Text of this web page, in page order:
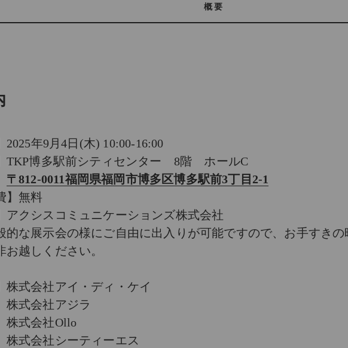
概要
2025年9月4日(木) 10:00-16:00
TKP博多駅前シティセンター 8階 ホールC
〒812-0011福岡県福岡市博多区博多駅前3丁目2-1
】無料
アクシスコミュニケーションズ株式会社
な展示会の様にご自由に出入りが可能ですので、お手すきの
越しください。
株式会社アイ・ディ・ケイ
社アジラ
会社Ollo
社シーティーエス